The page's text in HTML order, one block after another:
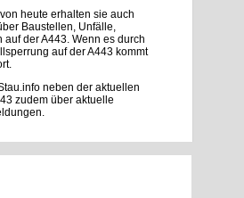
heute erhalten sie auch
Baustellen, Unfälle,
der A443. Wenn es durch
auf der A443 kommt
neben der aktuellen
zudem über aktuelle